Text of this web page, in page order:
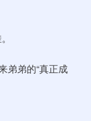
弟弟的“真正成